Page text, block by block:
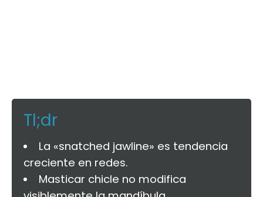
Tl;dr
La «snatched jawline» es tendencia
creciente en redes.
Masticar chicle no modifica